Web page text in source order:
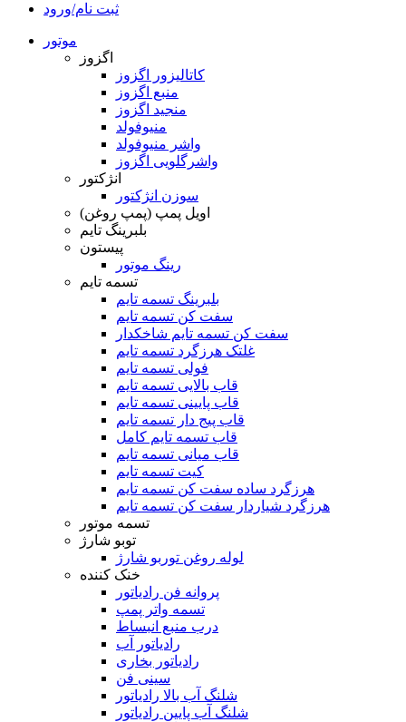
ثبت نام/ورود
موتور
اگزوز
کاتالیزور اگزوز
منبع اگزوز
منجید اگزوز
منیوفولد
واشر منیوفولد
واشرگلویی اگزوز
انژکتور
سوزن انژکتور
اویل پمپ (پمپ روغن)
بلبرینگ تایم
پیستون
رینگ موتور
تسمه تایم
بلبرینگ تسمه تایم
سفت کن تسمه تایم
سفت کن تسمه تایم شاخکدار
غلتک هرزگرد تسمه تایم
فولی تسمه تایم
قاب بالایی تسمه تایم
قاب پایینی تسمه تایم
قاب پیج دار تسمه تایم
قاب تسمه تایم کامل
قاب میانی تسمه تایم
کیت تسمه تایم
هرزگرد ساده سفت کن تسمه تایم
هرزگرد شیاردار سفت کن تسمه تایم
تسمه موتور
توبو شارژ
لوله روغن توربو شارژ
خنک کننده
پروانه فن رادیاتور
تسمه واتر پمپ
درب منبع انبساط
رادیاتور آب
رادیاتور بخاری
سینی فن
شلنگ آب بالا رادیاتور
شلنگ آب پایین رادیاتور